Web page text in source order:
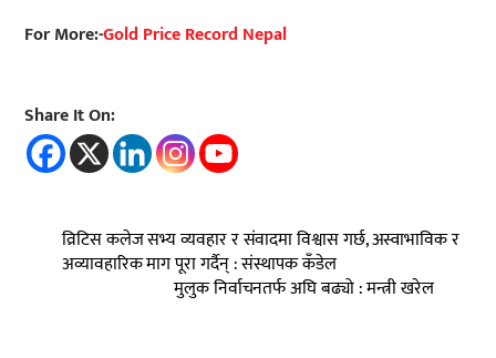
For More:-Gold Price Record Nepal
Share It On:
व्रिटिस कलेज सभ्य व्यवहार र संवादमा विश्वास गर्छ, अस्वाभाविक र
अव्यावहारिक माग पूरा गर्दैन् : संस्थापक कँडेल
मुलुक निर्वाचनतर्फ अघि बढ्यो : मन्त्री खरेल